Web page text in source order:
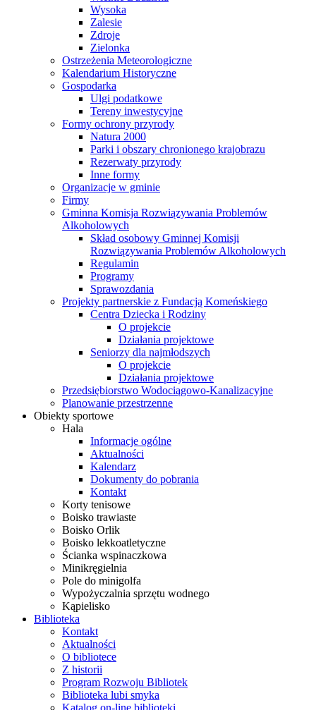
Wysoka
Zalesie
Zdroje
Zielonka
Ostrzeżenia Meteorologiczne
Kalendarium Historyczne
Gospodarka
Ulgi podatkowe
Tereny inwestycyjne
Formy ochrony przyrody
Natura 2000
Parki i obszary chronionego krajobrazu
Rezerwaty przyrody
Inne formy
Organizacje w gminie
Firmy
Gminna Komisja Rozwiązywania Problemów
Alkoholowych
Skład osobowy Gminnej Komisji
Rozwiązywania Problemów Alkoholowych
Regulamin
Programy
Sprawozdania
Projekty partnerskie z Fundacją Komeńskiego
Centra Dziecka i Rodziny
O projekcie
Działania projektowe
Seniorzy dla najmłodszych
O projekcie
Działania projektowe
Przedsiębiorstwo Wodociągowo-Kanalizacyjne
Planowanie przestrzenne
Obiekty sportowe
Hala
Informacje ogólne
Aktualności
Kalendarz
Dokumenty do pobrania
Kontakt
Korty tenisowe
Boisko trawiaste
Boisko Orlik
Boisko lekkoatletyczne
Ścianka wspinaczkowa
Minikręgielnia
Pole do minigolfa
Wypożyczalnia sprzętu wodnego
Kąpielisko
Biblioteka
Kontakt
Aktualności
O bibliotece
Z historii
Program Rozwoju Bibliotek
Biblioteka lubi smyka
Katalog on-line biblioteki